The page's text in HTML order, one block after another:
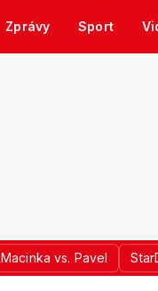
Zprávy Sport
Macinka vs. Pavel